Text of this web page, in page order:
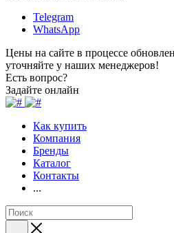
Telegram
WhatsApp
Цены на сайте в процессе
уточняйте у наших менеджеров!
Есть вопрос?
Задайте онлайн
Как купить
Компания
Бренды
Каталог
Контакты
...